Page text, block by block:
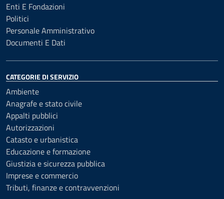
Enti E Fondazioni
Politici
Personale Amministrativo
Documenti E Dati
CATEGORIE DI SERVIZIO
Ambiente
Anagrafe e stato civile
Appalti pubblici
Autorizzazioni
Catasto e urbanistica
Educazione e formazione
Giustizia e sicurezza pubblica
Imprese e commercio
Tributi, finanze e contravvenzioni